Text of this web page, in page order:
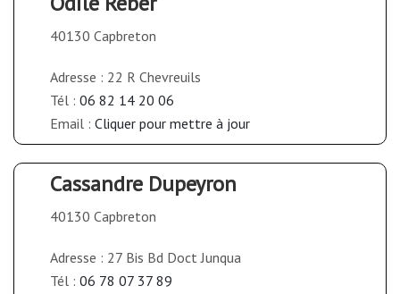
40130 Capbreton
Adresse : 22 R Chevreuils
Tél : 06 82 14 20 06
Email : Cliquer pour mettre à jour
Cassandre Dupeyron
40130 Capbreton
Adresse : 27 Bis Bd Doct Junqua
Tél : 06 78 07 37 89